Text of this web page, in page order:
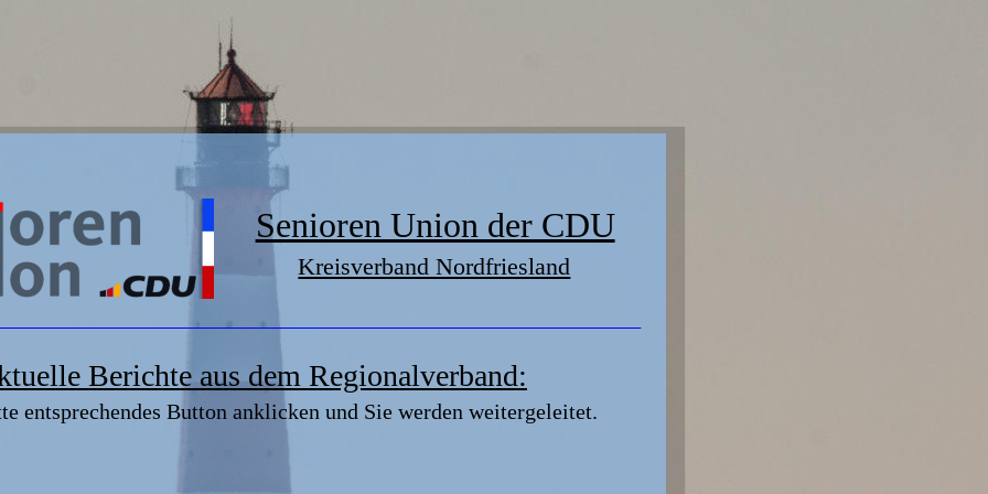
Senioren Union der CDU
Kreisverband Nordfriesland
Berichte aus dem Regionalverband:
entsprechendes Button anklicken und Sie werden weitergeleitet.